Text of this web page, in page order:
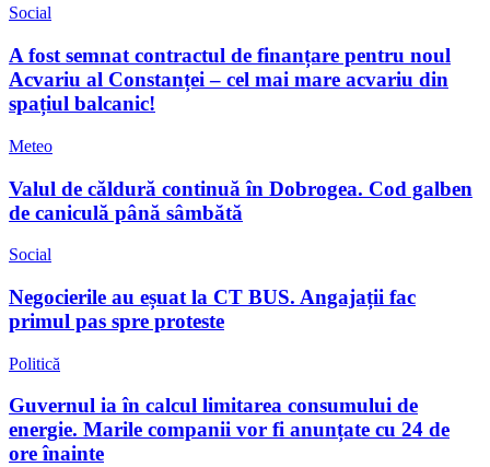
Social
A fost semnat contractul de finanțare pentru noul
Acvariu al Constanței – cel mai mare acvariu din
spațiul balcanic!
Meteo
Valul de căldură continuă în Dobrogea. Cod galben
de caniculă până sâmbătă
Social
Negocierile au eșuat la CT BUS. Angajații fac
primul pas spre proteste
Politică
Guvernul ia în calcul limitarea consumului de
energie. Marile companii vor fi anunțate cu 24 de
ore înainte